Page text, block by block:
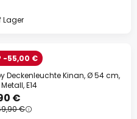
Lager
-55,00 €
Deckenleuchte Kinan, Ø 54 cm,
E14
€
€